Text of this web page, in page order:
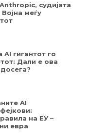
судијата
меѓу
гигантот го
Дали е ова
AI
на ЕУ –
евра